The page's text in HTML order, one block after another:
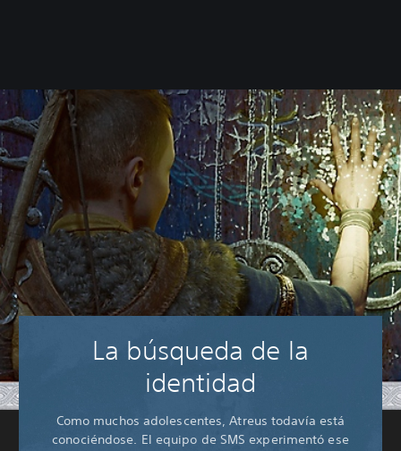
La búsqueda de la
identidad
Como muchos adolescentes, Atreus todavía está
conociéndose. El equipo de SMS experimentó ese